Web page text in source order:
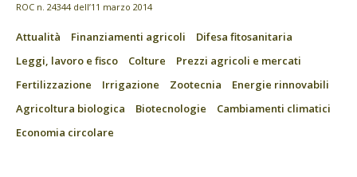
ROC n. 24344 dell’11 marzo 2014
Attualità Finanziamenti agricoli
Difesa fitosanitaria
Leggi, lavoro e fisco
Colture
Prezzi agricoli e mercati
Fertilizzazione
Irrigazione Zootecnia
Energie rinnovabili
Agricoltura biologica
Biotecnologie
Cambiamenti climatici
Economia circolare